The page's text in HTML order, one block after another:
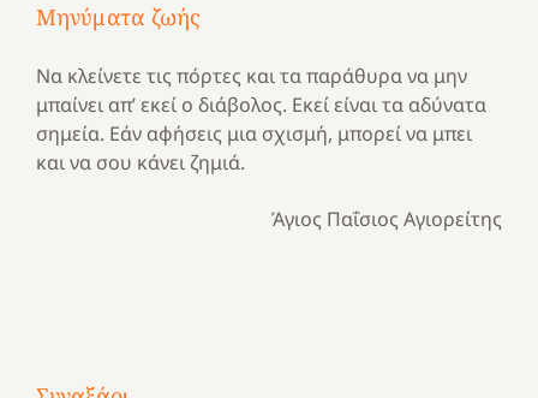
Μηνύματα ζωής
Να κλείνετε τις πόρτες και τα παράθυρα να μην
μπαίνει απ’ εκεί ο διάβολος. Εκεί είναι τα αδύνατα
σημεία. Εάν αφήσεις μια σχισμή, μπορεί να μπει
και να σου κάνει ζημιά.
Άγιος Παΐσιος Αγιορείτης